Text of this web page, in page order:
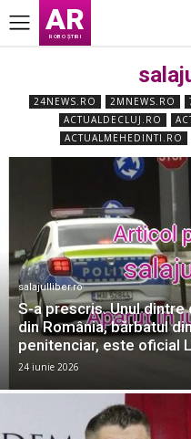
AR
ROBO ȘTIRI
24NEWS.RO 2MNEWS.RO
ACTUALDECLUJ.RO
ACTUALMEHEDINTI.RO
salajulliber.ro
S-a prescris. Unul
din România, bărbatul
penitenciar, este oficial
24 iunie 2026